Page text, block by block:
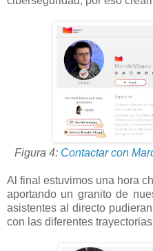
Figura 4: Contactar con
Al final estuvimos una hora
aportando un granito de
asistentes al directo
con las diferentes